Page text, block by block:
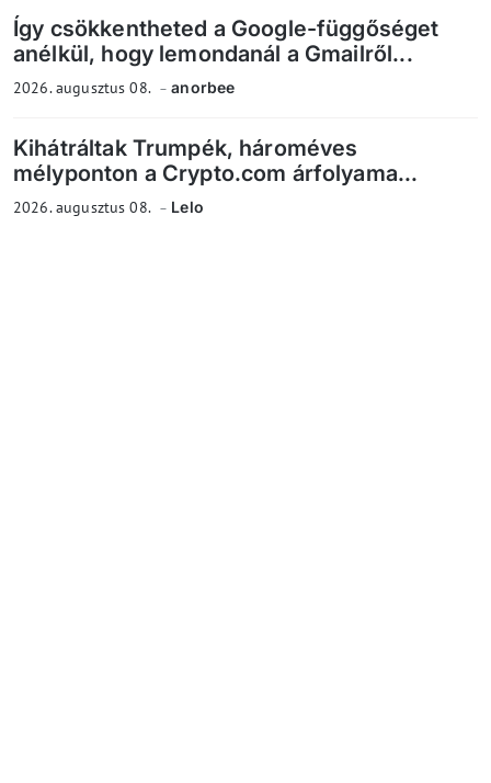
Így csökkentheted a Google-függőséget
anélkül, hogy lemondanál a Gmailről...
2026. augusztus 08. anorbee
Kihátráltak Trumpék, hároméves
mélyponton a Crypto.com árfolyama...
2026. augusztus 08. Lelo